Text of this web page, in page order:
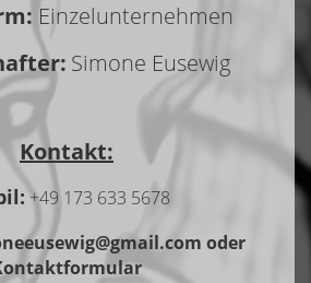
Einzelunternehmen
Simone Eusewig
Kontakt:
+49 173 633 5678
oder